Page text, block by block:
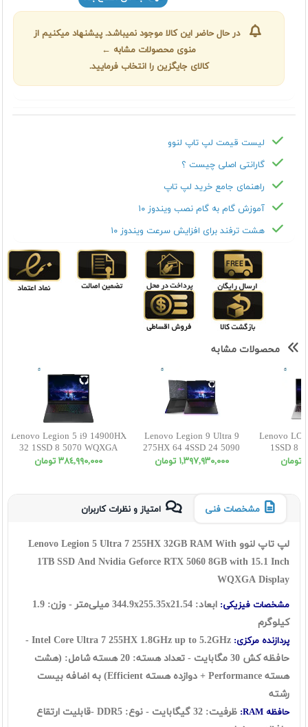
در حال حاضر این کالا موجود نمیباشد. پیشنهاد میکنیم از
منوی محصولات مشابه ←
کالای جایگزین را انتخاب فرمایید.
لیست قیمت لپ تاپ لنوو
گارانتی اصلی چیست ؟
راهنمای جامع خرید لپ تاپ
آموزش گام به گام نصب ویندوز ۱۰
هشت ترفند برای افزایش سرعت ویندوز ۱۰
محصولات مشابه
Lenovo Legion 5 i9 14900HX
32 1SSD 8 5070 WQXGA
15.1 OLED
٣٨٤,٩٩٠,٠٠٠ تومان
Lenovo Legion 9 Ultra 9
275HX 64 4SSD 24 5090
WQUXGA
١,٣٩٧,٩٣٠,٠٠٠ تومان
Lenovo
1SSD 8
مشخصات فنی امتیاز و نظرات کاربران
لپ تاپ لنوو Lenovo Legion 5 Ultra 7 255HX 32GB RAM With
1TB SSD And Nvidia Geforce RTX 5060 8GB with 15.1 Inch
WQXGA Display
مشخصات فیزیکی:
ابعاد: 344.9x255.35x21.54 میلی‌متر - وزن: 1.9
کیلوگرم
پردازنده مرکزی:
Intel Core Ultra 7 255HX 1.8GHz up to 5.2GHz -
حافظه کش 30 مگابایت - تعداد هسته: 20 هسته شامل: (هشت
هسته Performance + دوازده هسته Efficient) به اضافه بیست
رشته
حافظه RAM:
ظرفیت: 32 گيگابايت - نوع: DDR5 -قابلیت ارتقاع